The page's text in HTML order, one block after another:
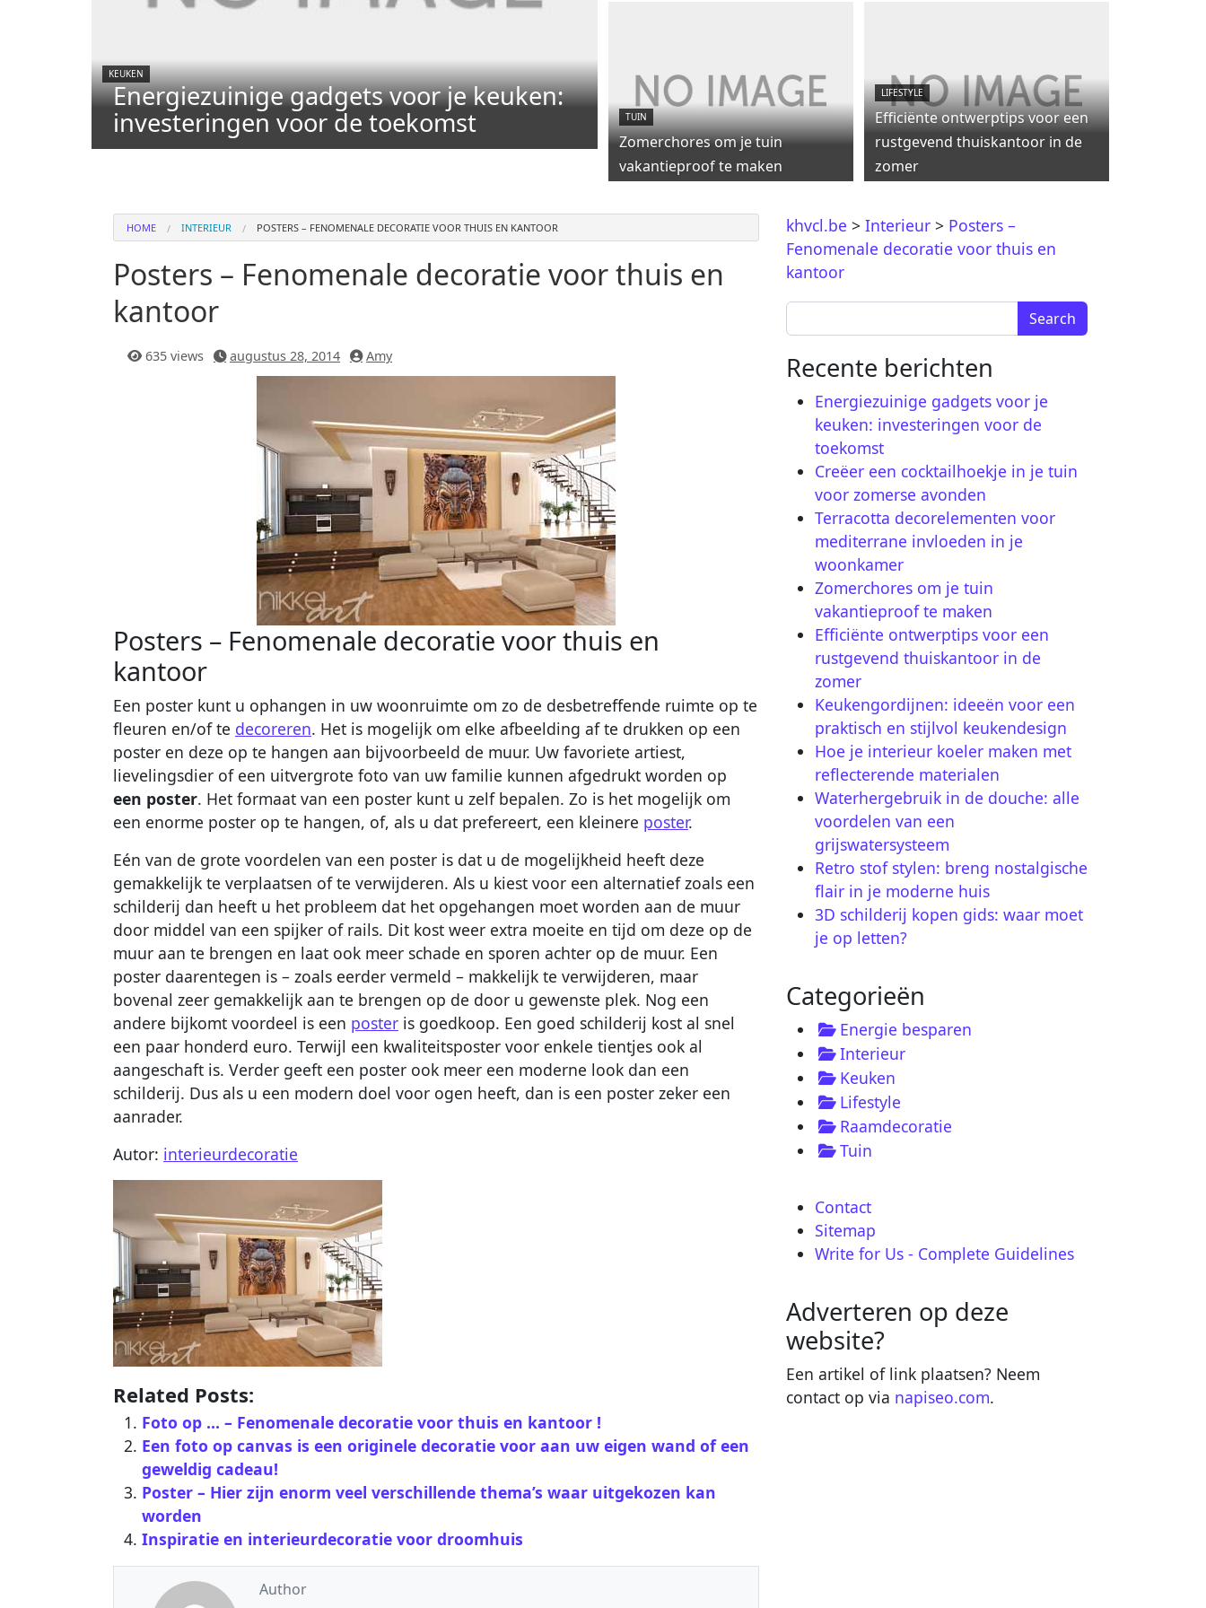
KEUKEN
Energiezuinige gadgets voor je keuken:
investeringen voor de toekomst
TUIN
Zomerchores om je tuin
vakantieproof te maken
LIFESTYLE
Efficiënte ontwerptips voor een
rustgevend thuiskantoor in de
zomer
HOME INTERIEUR POSTERS – FENOMENALE DECORATIE VOOR THUIS EN KANTOOR
Posters – Fenomenale decoratie voor thuis en
kantoor
635 views augustus 28, 2014 Amy
Posters – Fenomenale decoratie voor thuis en
kantoor
Een poster kunt u ophangen in uw woonruimte om zo de desbetreffende ruimte op te
fleuren en/of te decoreren. Het is mogelijk om elke afbeelding af te drukken op een
poster en deze op te hangen aan bijvoorbeeld de muur. Uw favoriete artiest,
lievelingsdier of een uitvergrote foto van uw familie kunnen afgedrukt worden op
een poster. Het formaat van een poster kunt u zelf bepalen. Zo is het mogelijk om
een enorme poster op te hangen, of, als u dat prefereert, een kleinere poster.
Eén van de grote voordelen van een poster is dat u de mogelijkheid heeft deze
gemakkelijk te verplaatsen of te verwijderen. Als u kiest voor een alternatief zoals een
schilderij dan heeft u het probleem dat het opgehangen moet worden aan de muur
door middel van een spijker of rails. Dit kost weer extra moeite en tijd om deze op de
muur aan te brengen en laat ook meer schade en sporen achter op de muur. Een
poster daarentegen is – zoals eerder vermeld – makkelijk te verwijderen, maar
bovenal zeer gemakkelijk aan te brengen op de door u gewenste plek. Nog een
andere bijkomt voordeel is een poster is goedkoop. Een goed schilderij kost al snel
een paar honderd euro. Terwijl een kwaliteitsposter voor enkele tientjes ook al
aangeschaft is. Verder geeft een poster ook meer een moderne look dan een
schilderij. Dus als u een modern doel voor ogen heeft, dan is een poster zeker een
aanrader.
Autor: interieurdecoratie
Related Posts:
Foto op … – Fenomenale decoratie voor thuis en kantoor !
Een foto op canvas is een originele decoratie voor aan uw eigen wand of een
geweldig cadeau!
Poster – Hier zijn enorm veel verschillende thema’s waar uitgekozen kan
worden
Inspiratie en interieurdecoratie voor droomhuis
Author
khvcl.be > Interieur > Posters –
Fenomenale decoratie voor thuis en
kantoor
Search for:
Recente berichten
Energiezuinige gadgets voor je
keuken: investeringen voor de
toekomst
Creëer een cocktailhoekje in je tuin
voor zomerse avonden
Terracotta decorelementen voor
mediterrane invloeden in je
woonkamer
Zomerchores om je tuin
vakantieproof te maken
Efficiënte ontwerptips voor een
rustgevend thuiskantoor in de
zomer
Keukengordijnen: ideeën voor een
praktisch en stijlvol keukendesign
Hoe je interieur koeler maken met
reflecterende materialen
Waterhergebruik in de douche: alle
voordelen van een
grijswatersysteem
Retro stof stylen: breng nostalgische
flair in je moderne huis
3D schilderij kopen gids: waar moet
je op letten?
Categorieën
Energie besparen
Interieur
Keuken
Lifestyle
Raamdecoratie
Tuin
Contact
Sitemap
Write for Us - Complete Guidelines
Adverteren op deze
website?
Een artikel of link plaatsen? Neem
contact op via napiseo.com.